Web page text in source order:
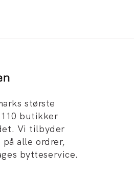
største
butikker
Vi tilbyder
alle ordrer,
bytteservice.